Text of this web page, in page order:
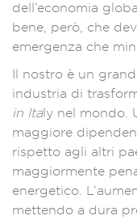
dell’economia
bene, però, che
emergenza che
Il nostro è un
industria di
in Italy nel mondo.
maggiore
rispetto agli altri
maggiormente
energetico.
mettendo a dura